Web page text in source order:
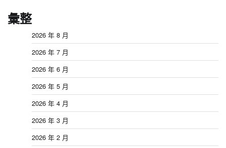
彙整
2026 年 8 月
2026 年 7 月
2026 年 6 月
2026 年 5 月
2026 年 4 月
2026 年 3 月
2026 年 2 月